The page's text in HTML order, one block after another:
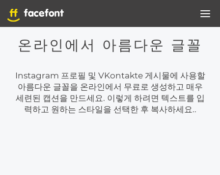
온라인에서 아름다운 글꼴
Instagram 프로필 및 VKontakte 게시물에 사용할
아름다운 글꼴을 온라인에서 무료로 생성하고 매우
세련된 캡션을 만드세요. 이렇게 하려면 텍스트를 입
력하고 원하는 스타일을 선택한 후 복사하세요..